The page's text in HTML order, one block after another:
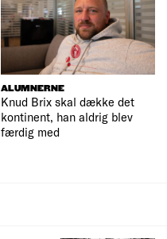
ALUMNERNE
Knud Brix skal dække det
kontinent, han aldrig blev
færdig med